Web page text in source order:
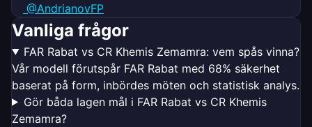
@AndrianovFP
Vanliga frågor
FAR Rabat vs CR Khemis Zemamra: vem spås vinna?
Vår modell förutspår FAR Rabat med 68% säkerhet
baserat på form, inbördes möten och statistisk analys.
Gör båda lagen mål i FAR Rabat vs CR Khemis
Zemamra?